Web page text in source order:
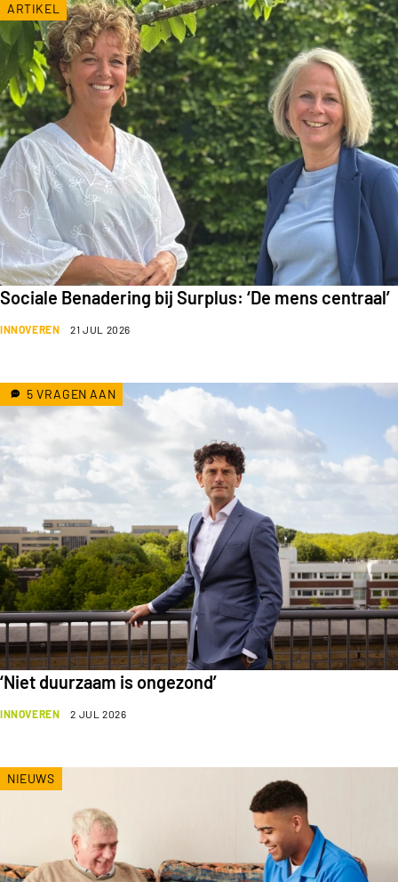
INNOVEREN 21 JUL 2026
Sociale Benadering bij Surplus: ‘De mens centraal’
ARTIKEL
INNOVEREN 2 JUL 2026
‘Niet duurzaam is ongezond’
5 VRAGEN AAN
NIEUWS